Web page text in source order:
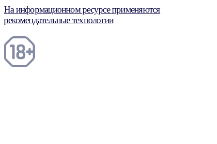
На информационном ресурсе применяются
рекомендательные технологии